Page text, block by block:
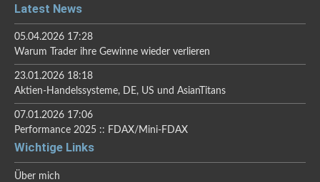
Latest News
05.04.2026 17:28
Warum Trader ihre Gewinne wieder verlieren
23.01.2026 18:18
Aktien-Handelssysteme, DE, US und AsianTitans
07.01.2026 17:06
Performance 2025 :: FDAX/Mini-FDAX
Wichtige Links
Über mich